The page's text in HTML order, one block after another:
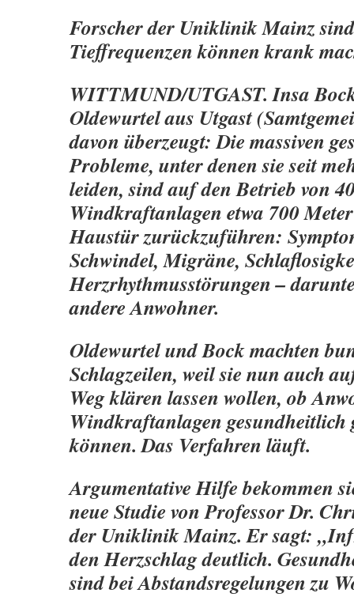
Forscher der Uniklinik Mainz
Tieffrequenzen können krank
WITTMUND/UTGAST. Insa
Oldewurtel aus Utgast
davon überzeugt: Die massiven
Probleme, unter denen sie seit
leiden, sind auf den Betrieb von
Windkraftanlagen etwa 700
Haustür zurückzuführen:
Schwindel, Migräne,
Herzrhythmusstörungen –
andere Anwohner.
Oldewurtel und Bock machten
Schlagzeilen, weil sie nun auch
Weg klären lassen wollen, ob
Windkraftanlagen gesundheitlich
können. Das Verfahren läuft.
Argumentative Hilfe bekommen
neue Studie von Professor Dr.
der Uniklinik Mainz. Er sagt:
den Herzschlag deutlich.
sind bei Abstandsregelungen zu